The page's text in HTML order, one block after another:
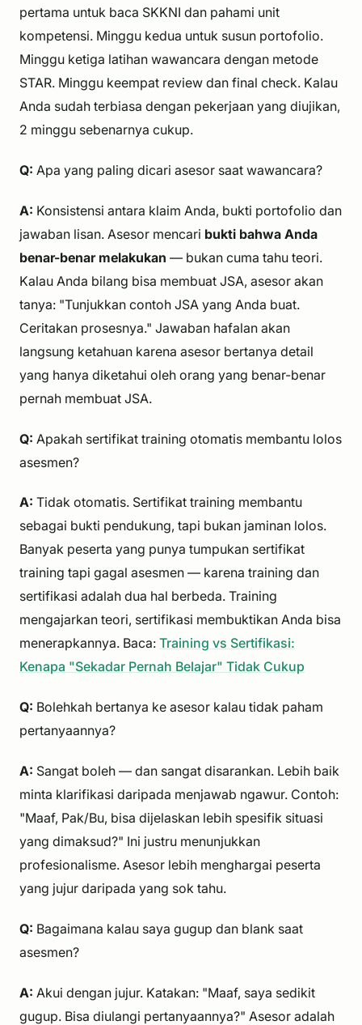
pertama untuk baca SKKNI dan pahami unit
kompetensi. Minggu kedua untuk susun portofolio.
Minggu ketiga latihan wawancara dengan metode
STAR. Minggu keempat review dan final check. Kalau
Anda sudah terbiasa dengan pekerjaan yang diujikan,
2 minggu sebenarnya cukup.
Q: Apa yang paling dicari asesor saat wawancara?
A: Konsistensi antara klaim Anda, bukti portofolio dan
jawaban lisan. Asesor mencari bukti bahwa Anda
benar-benar melakukan — bukan cuma tahu teori.
Kalau Anda bilang bisa membuat JSA, asesor akan
tanya: "Tunjukkan contoh JSA yang Anda buat.
Ceritakan prosesnya." Jawaban hafalan akan
langsung ketahuan karena asesor bertanya detail
yang hanya diketahui oleh orang yang benar-benar
pernah membuat JSA.
Q: Apakah sertifikat training otomatis membantu lolos
asesmen?
A: Tidak otomatis. Sertifikat training membantu
sebagai bukti pendukung, tapi bukan jaminan lolos.
Banyak peserta yang punya tumpukan sertifikat
training tapi gagal asesmen — karena training dan
sertifikasi adalah dua hal berbeda. Training
mengajarkan teori, sertifikasi membuktikan Anda bisa
menerapkannya. Baca: Training vs Sertifikasi:
Kenapa "Sekadar Pernah Belajar" Tidak Cukup
Q: Bolehkah bertanya ke asesor kalau tidak paham
pertanyaannya?
A: Sangat boleh — dan sangat disarankan. Lebih baik
minta klarifikasi daripada menjawab ngawur. Contoh:
"Maaf, Pak/Bu, bisa dijelaskan lebih spesifik situasi
yang dimaksud?" Ini justru menunjukkan
profesionalisme. Asesor lebih menghargai peserta
yang jujur daripada yang sok tahu.
Q: Bagaimana kalau saya gugup dan blank saat
asesmen?
A: Akui dengan jujur. Katakan: "Maaf, saya sedikit
gugup. Bisa diulangi pertanyaannya?" Asesor adalah